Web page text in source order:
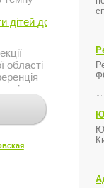
сектору
відділу
дітей
області
за